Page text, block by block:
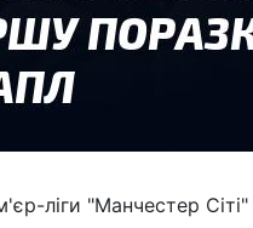
ліги "Манчестер